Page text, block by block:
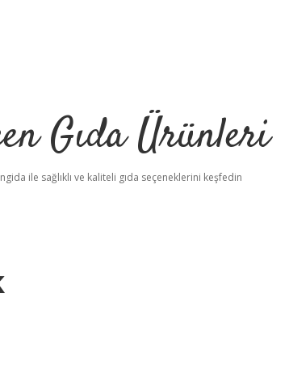
Gıda Ürünleri
ile sağlıklı ve kaliteli gıda seçeneklerini keşfedin